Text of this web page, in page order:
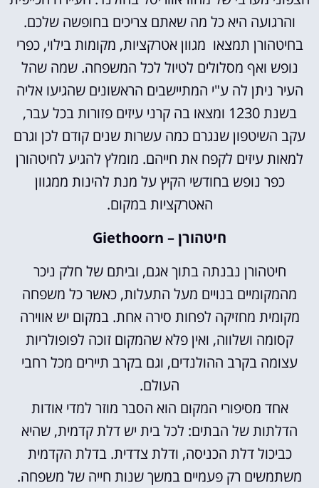
והרגועה היא כל מה שאתם צריכים בחופשה שלכם.
בחיטהורן תמצאו מגוון אטרקציות, מקומות בילוי, כפרי
נופש ואף מסלולים לטיול לכל המשפחה. שמה שהל
העיר ניתן לה ע"י המתיישבים הראשונים שהגיעו אליה
בשנת 1230 ומצאו בה קרני עיזים פזורות בכל עבר,
עקב השיטפון שנגרם כמה עשרות שנים קודם לכן וגרם
למאות עיזים לקפח את חייהם. מומלץ להגיע לחיטהורן
כפר נופש בחודשי הקיץ על מנת להינות ממגוון
האטרקציות במקום.
חיטהורן – Giethoorn
חיטהורן נבנתה בתוך אגם, וביתם של חלק ניכר
מהמקומיים בנויים מעל התעלות, כאשר כל משפחה
מקומית מחזיקה לפחות סירה אחת. במקום יש אווירה
קסומה ושלווה, ואין פלא שהמקום זוכה לפופולריות
עצומה בקרב ההולנדים, וגם בקרב תיירים מכל רחבי
העולם.
אחד מסיפורי המקום הוא הסבר מוזר למדי אודות
הדלתות של הבתים: לכל בית יש דלת קדמית, שהיא
כביכול דלת הכניסה, ודלת צדדית. בדלת הקדמית
משתמשים רק פעמיים במשך שנות חייה של משפחה.